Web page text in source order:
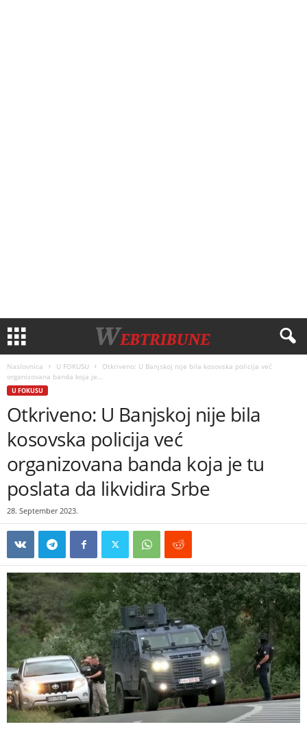
Naslovnica U FOKUSU
Otkriveno: U Banjskoj nije bila kosovska policija već
organizovana banda koja je...
U FOKUSU
Otkriveno: U Banjskoj nije bila
kosovska policija već
organizovana banda koja je tu
poslata da likvidira Srbe
28. September 2023.